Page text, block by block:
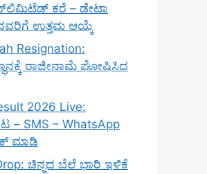
ಕರೆ – ಡೇಟಾ
ಉತ್ತಮ ಆಯ್ಕೆ
Resignation:
ರಾಜೀನಾಮೆ ಘೋಷಿಸಿದ
2026 Live:
– SMS – WhatsApp
ಮಾಡಿ
ಚಿನ್ನದ ಬೆಲೆ ಭಾರಿ ಇಳಿಕೆ